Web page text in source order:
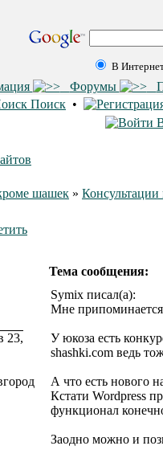
В
Форумы
Поиск •
шашек » Консультации
Тема сообщения:
23,
Symix писал(а):
Мне
У юкоза есть
shashki.com ведь
А что есть нового
Кстати Wordpress
функционал
Заодно можно и